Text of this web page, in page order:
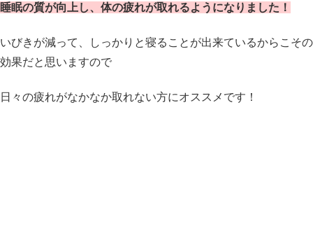
睡眠の質が向上し、体の疲れが取れるようになりました！
いびきが減って、しっかりと寝ることが出来ているからこその
効果だと思いますので
日々の疲れがなかなか取れない方にオススメです！